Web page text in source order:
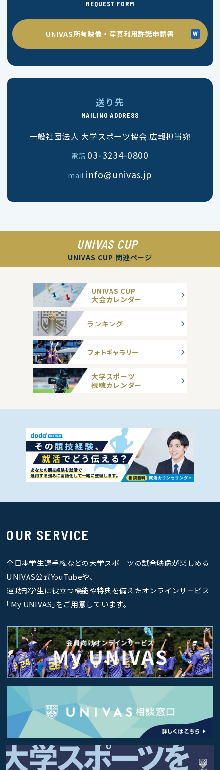
REQUEST FORM
UNIVAS所有映像・写真利用許諾申請書
送り先
MAILING ADDRESS
一般社団法人 大学スポーツ協会 広報担当宛
電話 03-3234-0800
mail info@univas.jp
UNIVAS CUP
UNIVAS CUP 関連ページ
UNIVAS CUP
大会カレンダー
ランキング
フォトギャラリー
大学スポーツ
視聴カレンダー
OUR SERVICE
全日本学生選手権などの大学スポーツの試合映像が楽しめる
UNIVAS公式YouTubeや、
運動部学生に役立つ機能や特典を備えたオンラインサービス
｢My UNIVAS｣をご用意しています。